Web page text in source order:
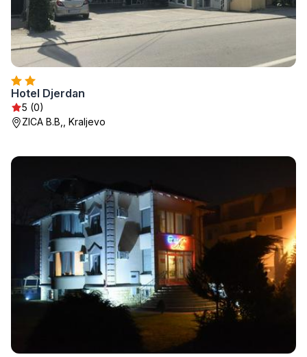
Hotel Djerdan
5 (0)
ZICA B.B,, Kraljevo